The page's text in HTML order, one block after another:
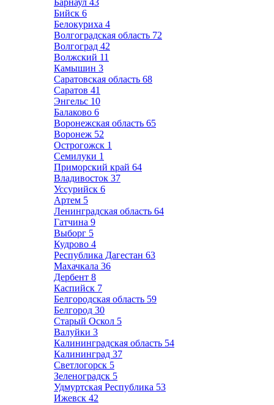
Барнаул 43
Бийск 6
Белокуриха 4
Волгоградская область 72
Волгоград 42
Волжский 11
Камышин 3
Саратовская область 68
Саратов 41
Энгельс 10
Балаково 6
Воронежская область 65
Воронеж 52
Острогожск 1
Семилуки 1
Приморский край 64
Владивосток 37
Уссурийск 6
Артем 5
Ленинградская область 64
Гатчина 9
Выборг 5
Кудрово 4
Республика Дагестан 63
Махачкала 36
Дербент 8
Каспийск 7
Белгородская область 59
Белгород 30
Старый Оскол 5
Валуйки 3
Калининградская область 54
Калининград 37
Светлогорск 5
Зеленоградск 5
Удмуртская Республика 53
Ижевск 42